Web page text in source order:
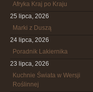
Afryka Kraj po Kraju
25 lipca, 2026
Marki z Duszą
24 lipca, 2026
Poradnik Lakiernika
23 lipca, 2026
Kuchnie Świata w Wersji
Roślinnej